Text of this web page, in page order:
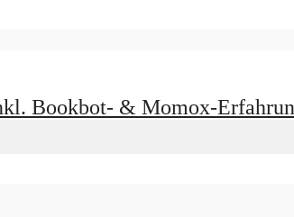
Bookbot- & Momox-